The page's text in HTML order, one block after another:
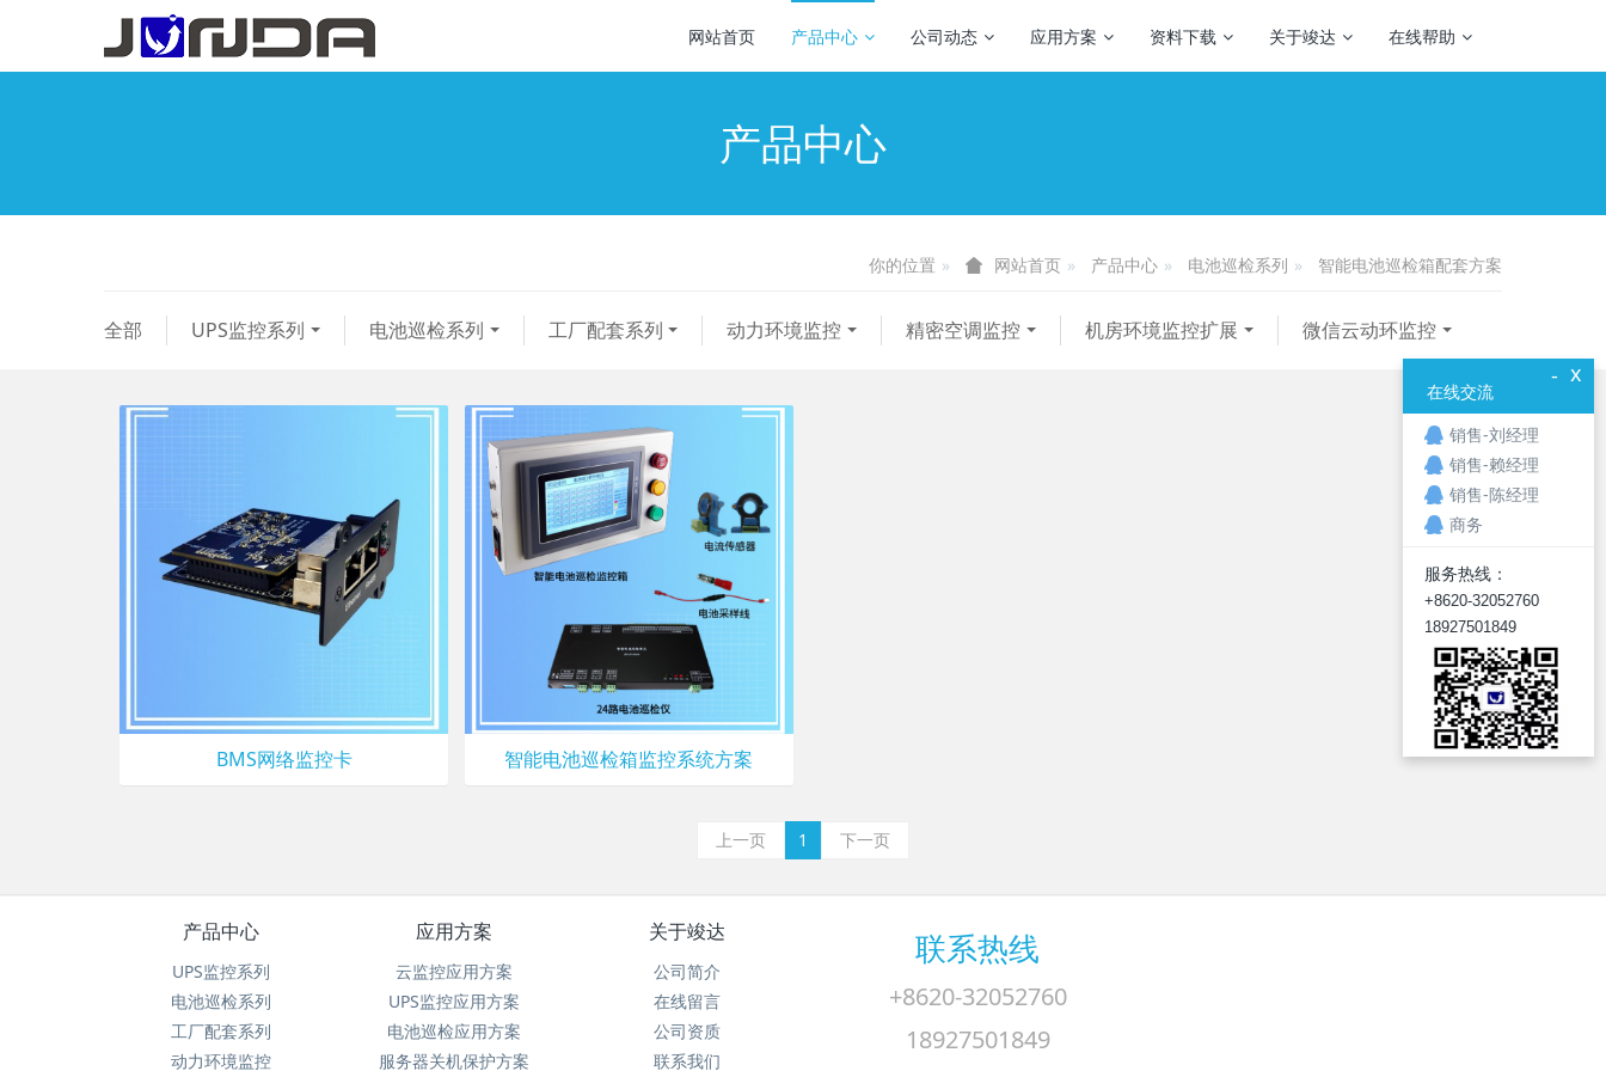
网站首页 产品中心 公司动态 应用方案 资料下载 关于竣达 在线帮助
产品中心
你的位置 网站首页 产品中心 电池巡检系列 智能电池巡检箱配套方案
全部 UPS监控系列 电池巡检系列 工厂配套系列 动力环境监控 精密空调监控 机房环境监控扩展 微信云动环监控
BMS网络监控卡 智能电池巡检箱监控系统方案
上一页 1 下一页
产品中心
UPS监控系列
电池巡检系列
工厂配套系列
动力环境监控
应用方案
云监控应用方案
UPS监控应用方案
电池巡检应用方案
服务器关机保护方案
关于竣达
公司简介
在线留言
公司资质
联系我们
联系热线
+8620-32052760
18927501849
x
-
在线交流
销售-刘经理
销售-赖经理
销售-陈经理
商务
服务热线：
+8620-32052760
18927501849